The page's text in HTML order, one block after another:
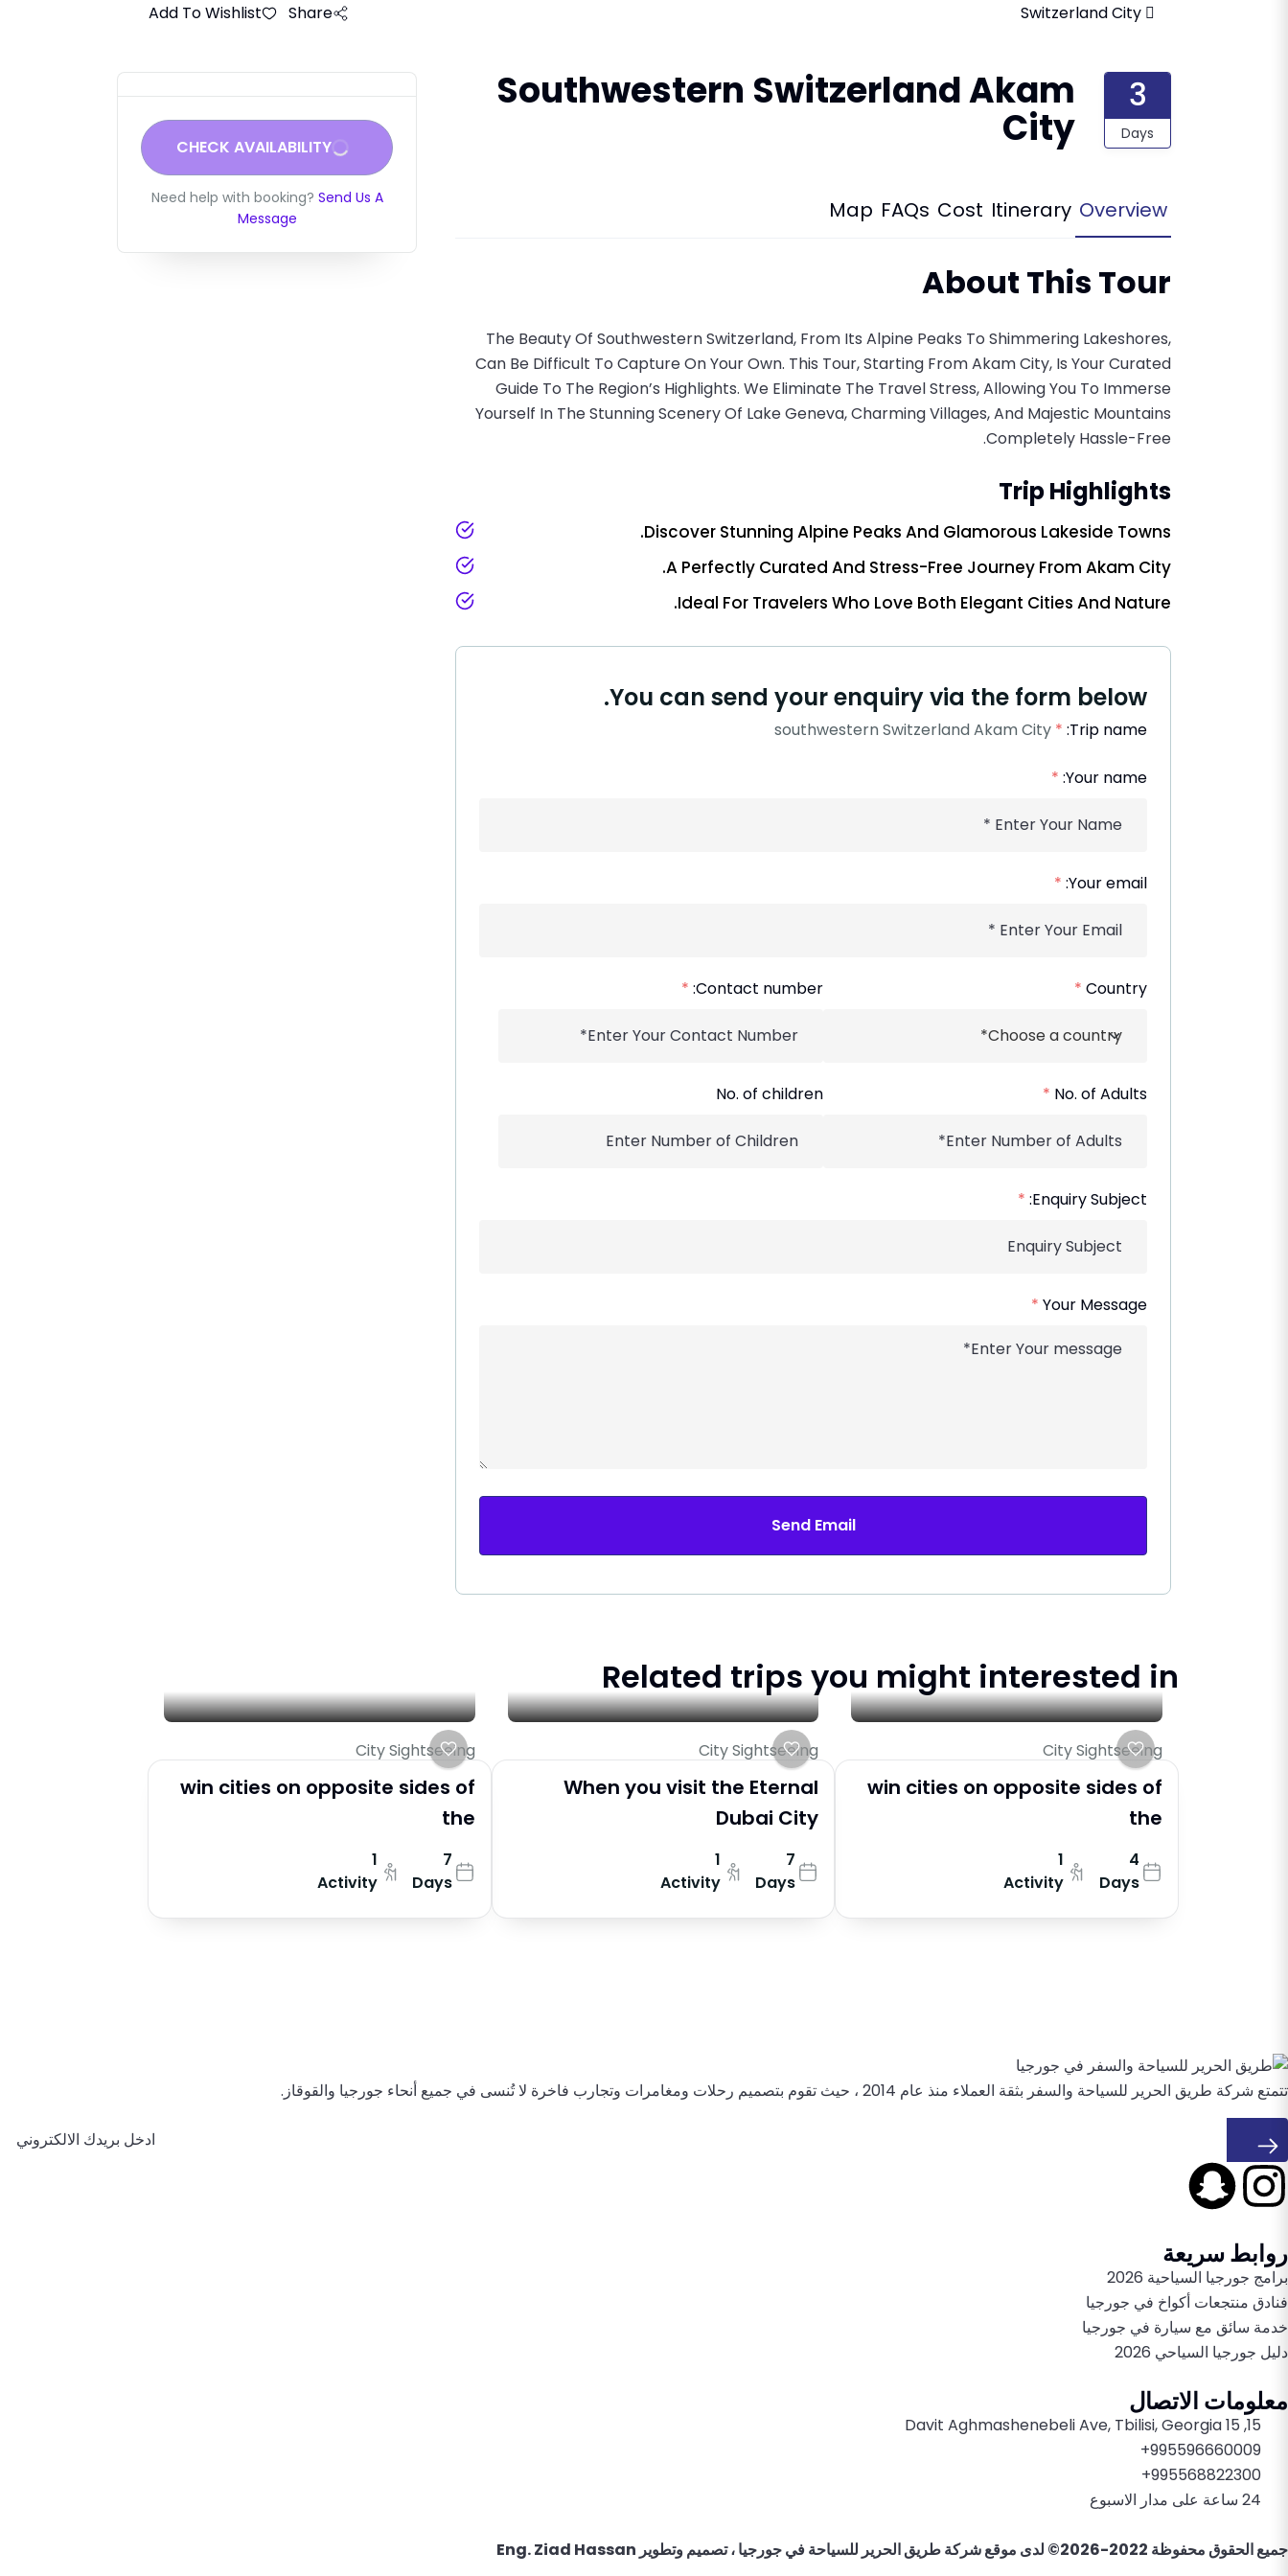
Share
Add To Wishlist
Southwestern Switzerland Akam
City
3
Days
Overview
Itinerary
Cost
FAQs
Map
About This Tour
The Beauty Of Southwestern Switzerland, From Its Alpine Peaks To Shimmering Lakeshores,
Can Be Difficult To Capture On Your Own. This Tour, Starting From Akam City, Is Your Curated
Guide To The Region’s Highlights. We Eliminate The Travel Stress, Allowing You To Immerse
Yourself In The Stunning Scenery Of Lake Geneva, Charming Villages, And Majestic Mountains
Completely Hassle-Free.
Trip Highlights
Discover Stunning Alpine Peaks And Glamorous Lakeside Towns.
A Perfectly Curated And Stress-Free Journey From Akam City.
Ideal For Travelers Who Love Both Elegant Cities And Nature.
You can send your enquiry via the form below.
Trip name:
*
southwestern Switzerland Akam City
Your name:
*
Your email:
*
Country
*
Contact number:
*
No. of Adults
*
No. of children
Enquiry Subject:
*
Your Message
*
Send Email
CHECK AVAILABILITY
Need help with booking? Send Us A
Message
Related trips you might interested in
City Sightseeing
win cities on opposite sides of
the
4
Days
1
Activity
City Sightseeing
When you visit the Eternal
Dubai City
7
Days
1
Activity
City Sightseeing
win cities on opposite sides of
the
7
Days
1
Activity
تتمتع شركة طريق الحرير للسياحة والسفر بثقة العملاء منذ عام 2014 ، حيث تقوم بتصميم رحلات ومغامرات وتجارب فاخرة لا تُنسى في جميع أنحاء جورجيا والقوقاز.
روابط سريعة
برامج جورجيا السياحية 2026
فنادق منتجعات أكواخ في جورجيا
خدمة سائق مع سيارة في جورجيا
دليل جورجيا السياحي 2026
معلومات الاتصال
15, 15 Davit Aghmashenebeli Ave, Tbilisi, Georgia
995596660009+
995568822300+
24 ساعة على مدار الاسبوع
جميع الحقوق محفوظة 2022-2026© لدى موقع شركة طريق الحرير للسياحة في جورجيا، تصميم وتطوير Eng. Ziad Hassan